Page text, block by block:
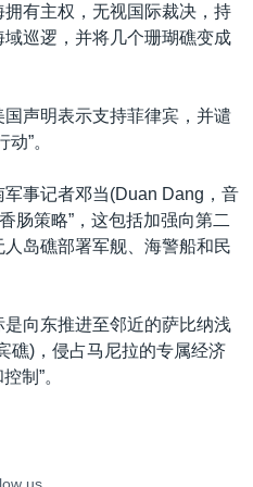
有主权，无视国际裁决，持
巡逻，并将几个珊瑚礁变成
声明表示支持菲律宾，并谴
”。
事记者邓当(Duan Dang，音
肠策略”，这包括加强向第二
岛礁部署军舰、海警船和民
向东推进至邻近的萨比纳浅
礁)，侵占马尼拉的专属经济
制”。